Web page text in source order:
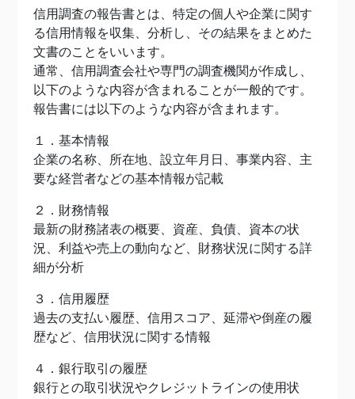
信用調査の報告書とは、特定の個人や企業に関す
る信用情報を収集、分析し、その結果をまとめた
文書のことをいいます。
通常、信用調査会社や専門の調査機関が作成し、
以下のような内容が含まれることが一般的です。
報告書には以下のような内容が含まれます。
１．基本情報
企業の名称、所在地、設立年月日、事業内容、主
要な経営者などの基本情報が記載
２．財務情報
最新の財務諸表の概要、資産、負債、資本の状
況、利益や売上の動向など、財務状況に関する詳
細が分析
３．信用履歴
過去の支払い履歴、信用スコア、延滞や倒産の履
歴など、信用状況に関する情報
４．銀行取引の履歴
銀行との取引状況やクレジットラインの使用状